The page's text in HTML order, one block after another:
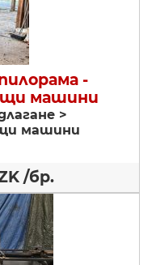
-
машини
>
машини
/бр.